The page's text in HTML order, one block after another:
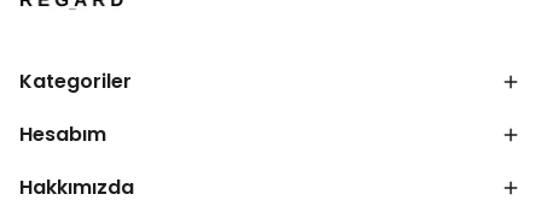
Kategoriler
Hesabım
Hakkımızda